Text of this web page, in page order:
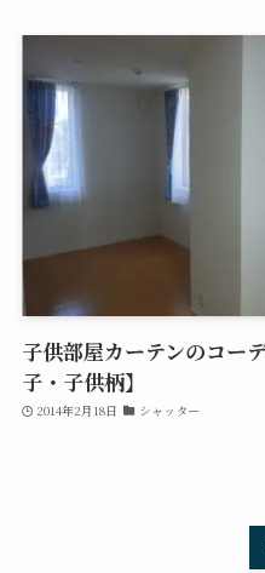
子供部屋カーテンのコー
子・子供柄】
2014年2月18日 シャッター